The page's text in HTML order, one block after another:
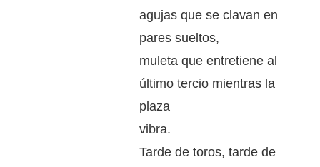
agujas que se clavan en
pares sueltos,
muleta que entretiene al
último tercio mientras la
plaza
vibra.
Tarde de toros, tarde de